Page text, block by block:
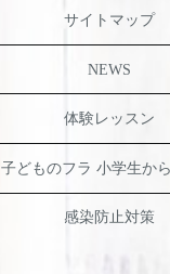
サイトマップ
NEWS
体験レッスン
子どものフラ 小学生か
感染防止対策